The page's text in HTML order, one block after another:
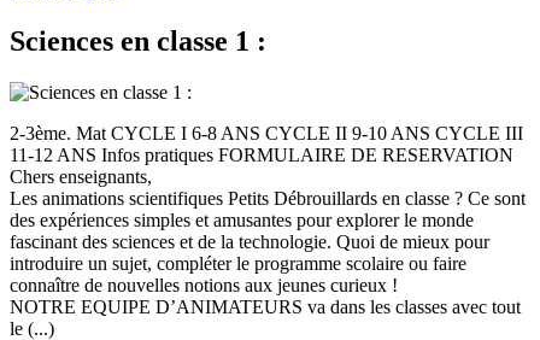
Sciences en classe 1 :
2-3ème. Mat CYCLE I 6-8 ANS CYCLE II 9-10 ANS CYCLE III
11-12 ANS Infos pratiques FORMULAIRE DE RESERVATION
Chers enseignants,
Les animations scientifiques Petits Débrouillards en classe ? Ce sont
des expériences simples et amusantes pour explorer le monde
fascinant des sciences et de la technologie. Quoi de mieux pour
introduire un sujet, compléter le programme scolaire ou faire
connaître de nouvelles notions aux jeunes curieux !
NOTRE EQUIPE D’ANIMATEURS va dans les classes avec tout
le (...)